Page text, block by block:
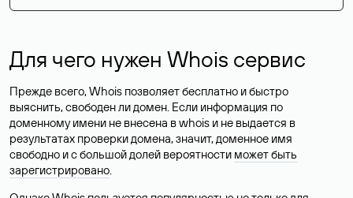
Для чего нужен Whois сервис
Прежде всего, Whois позволяет бесплатно и быстро
выяснить, свободен ли домен. Если информация по
доменному имени не внесена в whois и не выдается в
результатах проверки домена, значит, доменное имя
свободно и с большой долей вероятности может быть
зарегистрировано.